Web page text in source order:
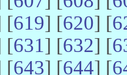
[619] [620] [
[631] [632] [
[643] [644] [